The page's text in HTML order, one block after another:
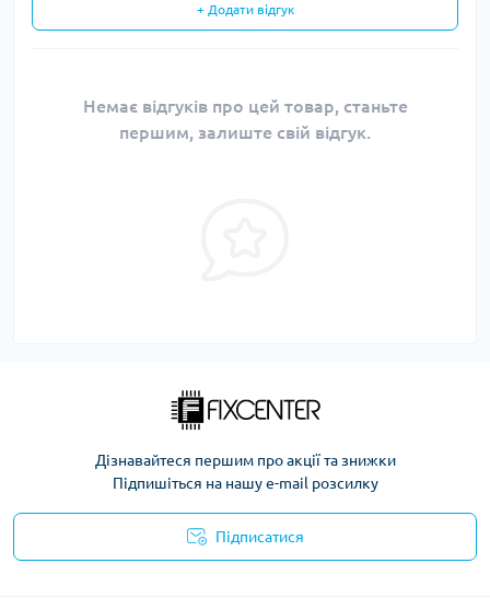
+ Додати відгук
Немає відгуків про цей товар, станьте
першим, залиште свій відгук.
Дізнавайтеся першим про акції та знижки
Підпишіться на нашу e-mail розсилку
Підписатися